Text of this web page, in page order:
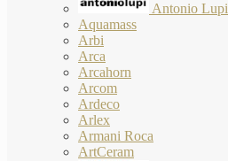
Antonio Lupi
Aquamass
Arbi
Arca
Arcahorn
Arcom
Ardeco
Arlex
Armani Roca
ArtCeram